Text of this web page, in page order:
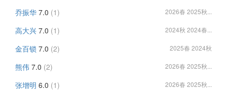
乔振华 7.0 (1) 2026春 2025秋...
高大兴 7.0 (1) 2024秋 2024春...
金百锁 7.0 (2) 2025春 2024秋
熊伟 7.0 (2) 2026春 2025秋...
张增明 6.0 (1) 2026春 2025秋...